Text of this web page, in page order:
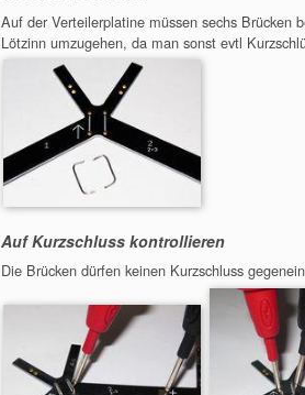
Auf der Verteilerplatine müssen sechs Brücken
Lötzinn umzugehen, da man sonst evtl
Auf Kurzschluss kontrollieren
Die Brücken dürfen keinen Kurzschluss